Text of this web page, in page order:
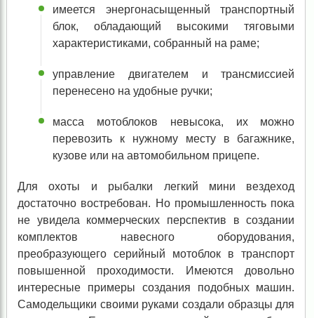
имеется энергонасыщенный транспортный
блок, обладающий высокими тяговыми
характеристиками, собранный на раме;
управление двигателем и трансмиссией
перенесено на удобные ручки;
масса мотоблоков невысока, их можно
перевозить к нужному месту в багажнике,
кузове или на автомобильном прицепе.
Для охоты и рыбалки легкий мини вездеход
достаточно востребован. Но промышленность пока
не увидела коммерческих перспектив в создании
комплектов навесного оборудования,
преобразующего серийный мотоблок в транспорт
повышенной проходимости. Имеются довольно
интересные примеры создания подобных машин.
Самодельщики своими руками создали образцы для